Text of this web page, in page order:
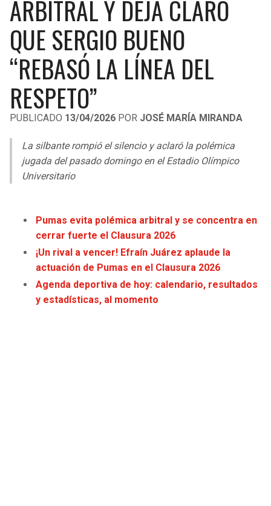
LIGA DE EXPANSIÓN MX
LEAGUES CUP
UEFA EUROPA LEAGUE
UEFA CONFERENCE LEAGUE
MLS
COPA LIBERTADORES
COPA SUDAMERICANA
LIGA BETPLAY
OTRAS LIGAS
RAIDERS
CHARGERS
RAVENS
BROWNS
TEXANS
COLTS
JAGUARS
CAVALIERS
PISTONS
PACERS
HAWKS
HEAT
MAGIC
WIZARDS
ARBITRAL Y DEJA CLARO
QUE SERGIO BUENO
“REBASÓ LA LÍNEA DEL
RESPETO”
PUBLICADO 13/04/2026 POR JOSÉ MARÍA MIRANDA
La silbante rompió el silencio y aclaró la polémica
jugada del pasado domingo en el Estadio Olímpico
Universitario
Pumas evita polémica arbitral y se concentra en
cerrar fuerte el Clausura 2026
¡Un rival a vencer! Efraín Juárez aplaude la
actuación de Pumas en el Clausura 2026
Agenda deportiva de hoy: calendario, resultados
y estadísticas, al momento